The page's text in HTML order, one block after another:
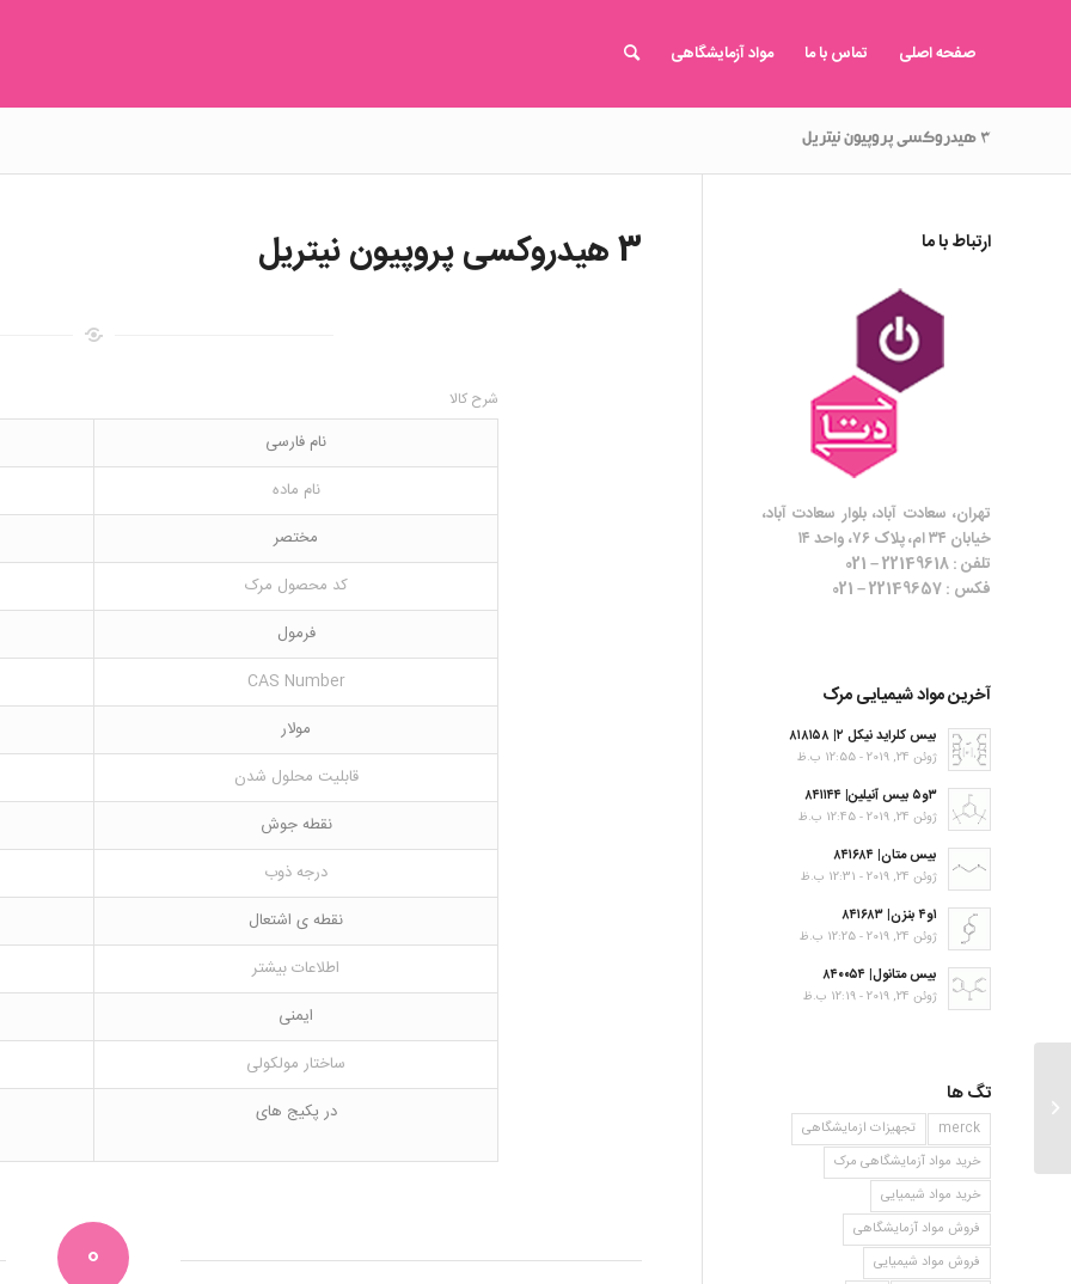
صفحه اصلی تماس با ما مواد آزمایشگاهی
۳ هیدروکسی پروپیون نیتریل
3 هیدروکسی پروپیون نیتریل
شرح کالا
نام فارسی
نام ماده
مختصر
کد محصول مرک
فرمول
CAS Number
مولار
قابلیت محلول شدن
نقطه جوش
درجه ذوب
نقطه ی اشتعال
اطلاعات بیشتر
ایمنی
ساختار مولکولی
در پکیج های
0
ارتباط با ما
تهران، سعادت آباد، بلوار سعادت آباد،
خیابان ۳۴ ام، پلاک ۷۶، واحد ۱۴
تلفن : 22149618 – 021
فکس : 22149657 – 021
آخرین مواد شیمیایی مرک
بیس کلراید نیکل ۲| ۸۱۸۱۵۸
ژوئن 24, 2019 - 12:55 ب.ظ
۳و۵ بیس آنیلین| ۸۴۱۱۴۴
ژوئن 24, 2019 - 12:45 ب.ظ
بیس متان| ۸۴۱۶۸۴
ژوئن 24, 2019 - 12:31 ب.ظ
۱و۴ بنزن| ۸۴۱۶۸۳
ژوئن 24, 2019 - 12:25 ب.ظ
بیس متانول| ۸۴۰۰۵۴
ژوئن 24, 2019 - 12:19 ب.ظ
تگ ها
merck
تجهیزات ازمایشگاهی
خرید مواد آزمایشگاهی مرک
خرید مواد شیمیایی
فروش مواد آزمایشگاهی
فروش مواد شیمیایی